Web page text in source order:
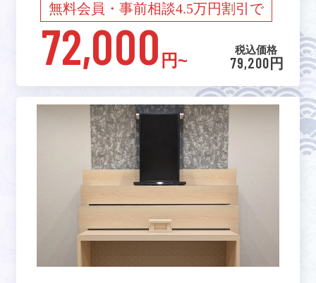
無料会員・事前相談4.5万円割引で
72,000 円~
税込価格
79,200円